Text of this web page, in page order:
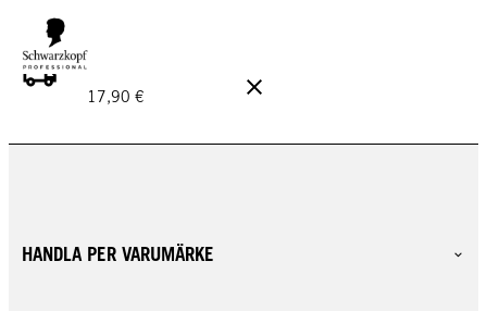
GRATIS LEVERANS PÅ BESTÄLLNINGAR ÖVER 160 €!
17,90 €
HANDLA PER VARUMÄRKE